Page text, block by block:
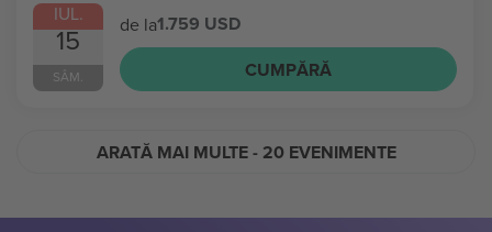
IUL.
15
SÂM.
de la1.759 USD
CUMPĂRĂ
ARATĂ MAI MULTE- 20 EVENIMENTE